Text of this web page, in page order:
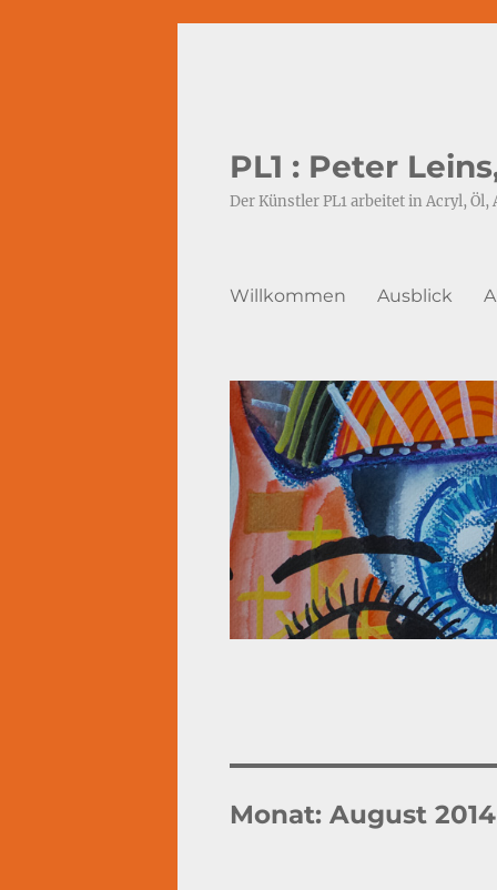
PL1 : Peter
Der Künstler PL1 arbeitet in Acryl, Öl,
Willkommen Ausblick
Monat: August 2014